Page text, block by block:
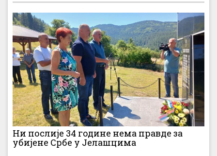
Ни послије 34 године нема правде за
убијене Србе у Јелашцима